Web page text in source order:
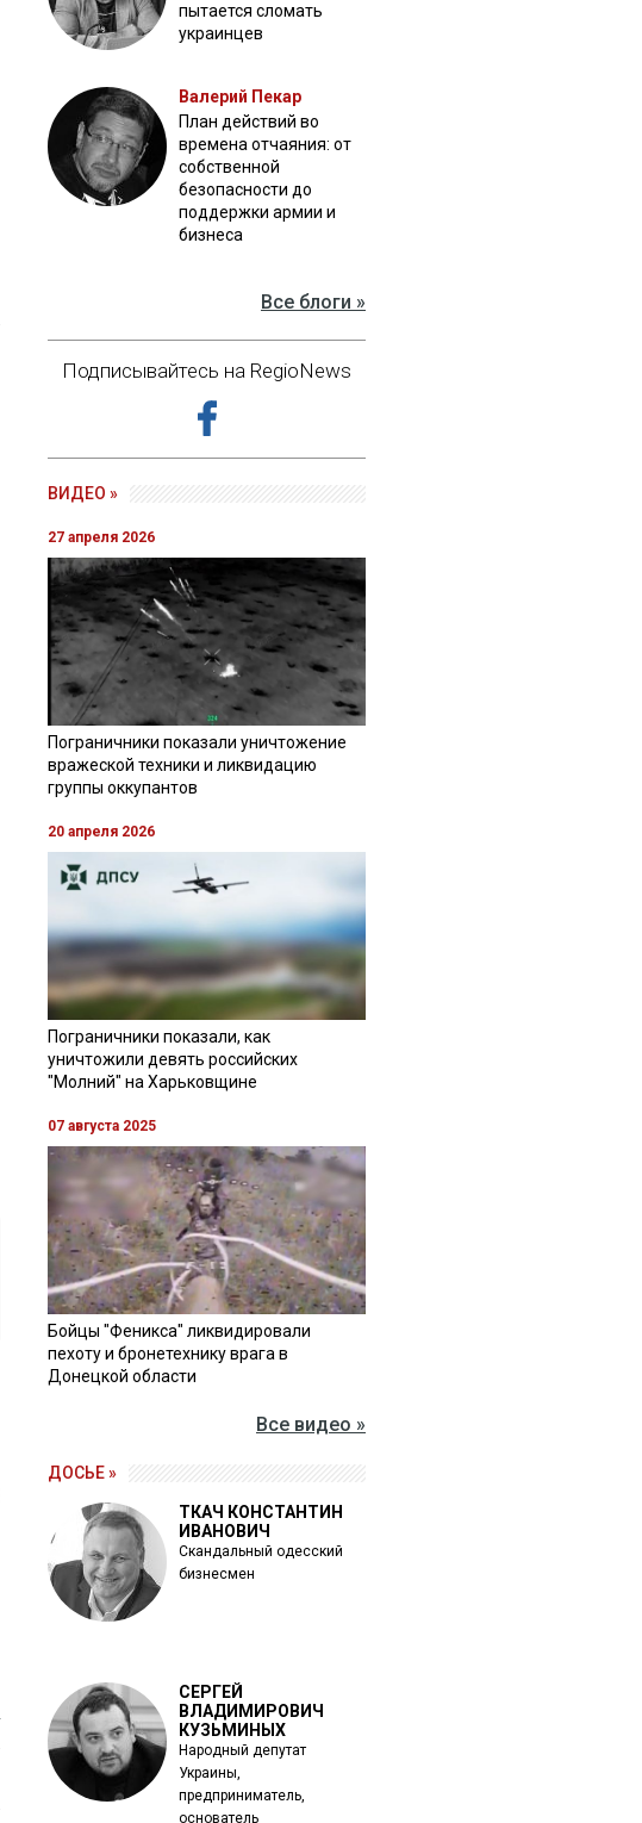
пытается сломать
украинцев
Валерий Пекар
План действий во
времена отчаяния: от
собственной
безопасности до
поддержки армии и
бизнеса
Все блоги »
Подписывайтесь на RegioNews
ВИДЕО »
27 апреля 2026
Пограничники показали уничтожение
вражеской техники и ликвидацию
группы оккупантов
20 апреля 2026
Пограничники показали, как
уничтожили девять российских
"Молний" на Харьковщине
07 августа 2025
Бойцы "Феникса" ликвидировали
пехоту и бронетехнику врага в
Донецкой области
Все видео »
ДОСЬЕ »
ТКАЧ КОНСТАНТИН
ИВАНОВИЧ
Скандальный одесский
бизнесмен
СЕРГЕЙ
ВЛАДИМИРОВИЧ
КУЗЬМИНЫХ
Народный депутат
Украины,
предприниматель,
основатель